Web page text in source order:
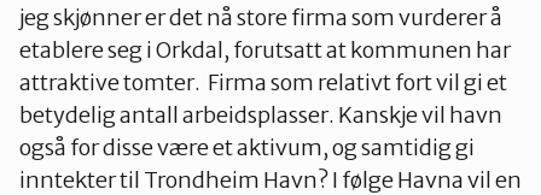
jeg skjønner er det nå store firma som vurderer å
etablere seg i Orkdal, forutsatt at kommunen har
attraktive tomter. Firma som relativt fort vil gi et
betydelig antall arbeidsplasser. Kanskje vil havn
også for disse være et aktivum, og samtidig gi
inntekter til Trondheim Havn? I følge Havna vil en